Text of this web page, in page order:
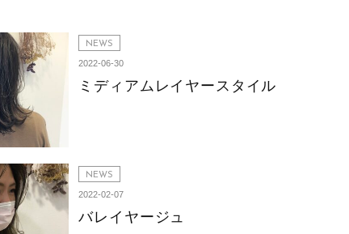
NEWS
2022-06-30
ミディアムレイヤースタイル
NEWS
2022-02-07
バレイヤージュ